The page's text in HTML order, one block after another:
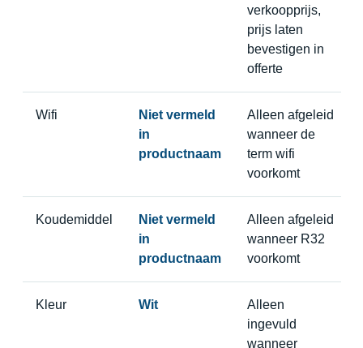
verkoopprijs,
prijs laten
bevestigen in
offerte
Wifi
Niet vermeld
in
productnaam
Alleen afgeleid
wanneer de
term wifi
voorkomt
Koudemiddel
Niet vermeld
in
productnaam
Alleen afgeleid
wanneer R32
voorkomt
Kleur Wit
Alleen
ingevuld
wanneer